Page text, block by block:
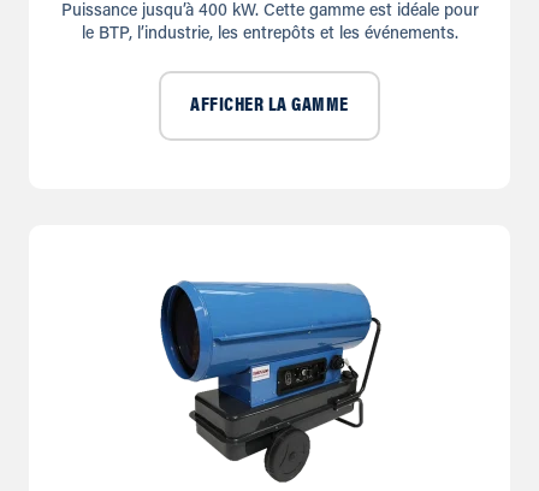
Puissance jusqu’à 400 kW. Cette gamme est idéale pour
le BTP, l’industrie, les entrepôts et les événements.
AFFICHER LA GAMME